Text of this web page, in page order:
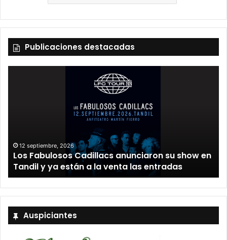
Publicaciones destacadas
12 septiembre, 2026
Los Fabulosos Cadillacs anunciaron su show en
Tandil y ya están a la venta las entradas
Auspiciantes